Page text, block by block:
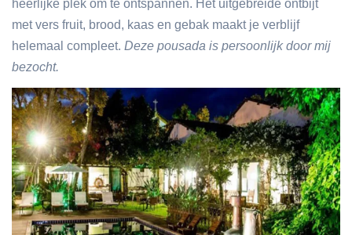
heerlijke plek om te ontspannen. Het uitgebreide ontbijt
met vers fruit, brood, kaas en gebak maakt je verblijf
helemaal compleet. Deze pousada is persoonlijk door mij
bezocht.